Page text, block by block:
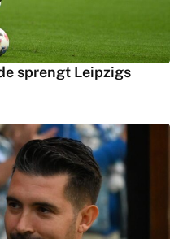
sprengt Leipzigs